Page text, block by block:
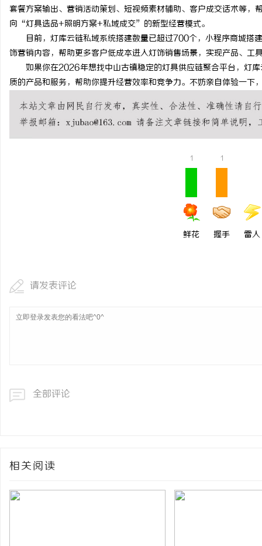
套餐方案输出、营销活动策划、短视频素材辅助、客户成交话术等，
向“灯具选品+照明方案+私域成交”的新型经营模式。
目前，灯库云链私域系统搭建数量已超过700个，小程序商城搭
饰营销内容，帮助更多客户低成本进入灯饰销售场景，实现产品、工
如果你在2026年想找中山古镇稳定的灯具供应链聚合平台，灯库
质的产品和服务，帮助你提升经营效率和竞争力。不妨亲自体验一下
1
鲜花
1
握手 雷人
请发表评论
全部评论
相关阅读